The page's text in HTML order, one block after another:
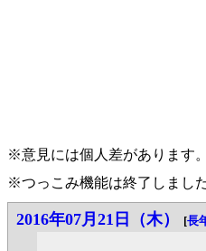
※意見には個人差があります
※つっこみ機能は終了しました
2016年07月21日（木） [長